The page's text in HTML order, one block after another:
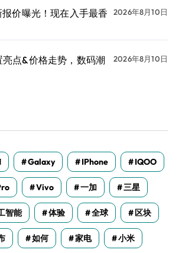
价曝光！现在入手最香
2026年8月10日
亮点&价格走势，数码潮
2026年8月10日
Galaxy IPhone IQOO
Vivo 一加 三星
智能 体验 全球 区块
如何 家电 小米